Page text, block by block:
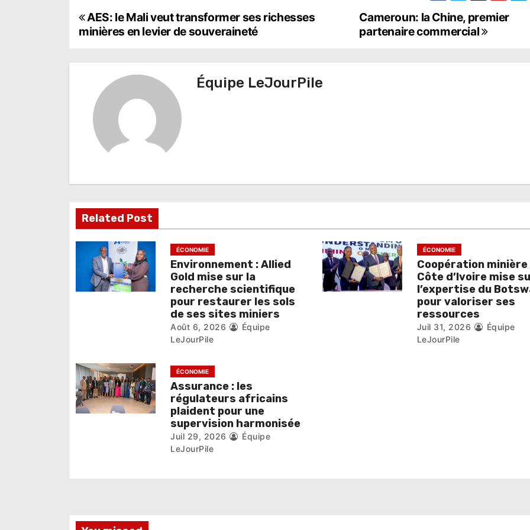
N
v
i
n
d
l
r
t
i
Cameroun: la Chine, premier
partenaire commercial
AES: le Mali veut transformer ses richesses
minières en levier de souveraineté
Équipe LeJourPile
Related Post
ÉCONOMIE
Environnement : Allied
Gold mise sur la
recherche scientifique
pour restaurer les sols
de ses sites miniers
Août 6, 2026
Équipe
LeJourPile
ÉCONOMIE
Coopération minière
Côte d’Ivoire mise
l’expertise du
pour valoriser ses
ressources
Juil 31, 2026
Équipe
LeJourPile
ÉCONOMIE
Assurance : les
régulateurs africains
plaident pour une
supervision harmonisée
Juil 29, 2026
Équipe
LeJourPile